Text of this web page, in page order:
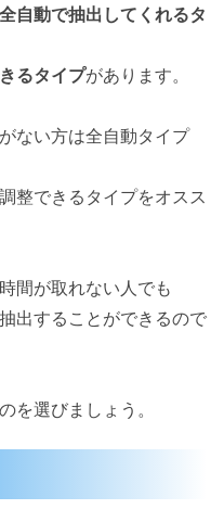
全自動で抽出してくれるタ
るタイプがあります。
ない方は全自動タイプ
整できるタイプをオスス
間が取れない人でも
出することができるので
を選びましょう。